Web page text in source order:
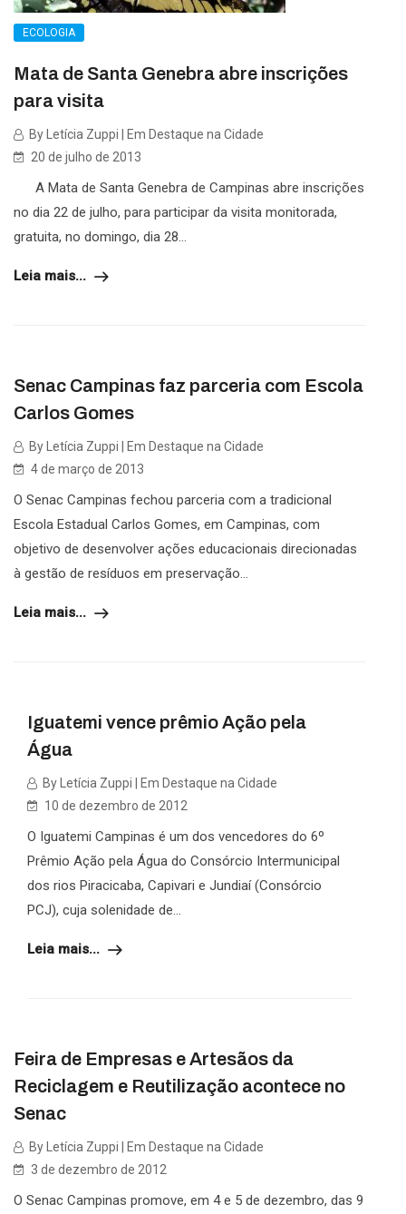
ECOLOGIA
Mata de Santa Genebra abre inscrições
para visita
By Letícia Zuppi | Em Destaque na Cidade
20 de julho de 2013
A Mata de Santa Genebra de Campinas abre inscrições
no dia 22 de julho, para participar da visita monitorada,
gratuita, no domingo, dia 28...
Leia mais...
Senac Campinas faz parceria com Escola
Carlos Gomes
By Letícia Zuppi | Em Destaque na Cidade
4 de março de 2013
O Senac Campinas fechou parceria com a tradicional
Escola Estadual Carlos Gomes, em Campinas, com
objetivo de desenvolver ações educacionais direcionadas
à gestão de resíduos em preservação...
Leia mais...
Iguatemi vence prêmio Ação pela
Água
By Letícia Zuppi | Em Destaque na Cidade
10 de dezembro de 2012
O Iguatemi Campinas é um dos vencedores do 6º
Prêmio Ação pela Água do Consórcio Intermunicipal
dos rios Piracicaba, Capivari e Jundiaí (Consórcio
PCJ), cuja solenidade de...
Leia mais...
Feira de Empresas e Artesãos da
Reciclagem e Reutilização acontece no
Senac
By Letícia Zuppi | Em Destaque na Cidade
3 de dezembro de 2012
O Senac Campinas promove, em 4 e 5 de dezembro, das 9